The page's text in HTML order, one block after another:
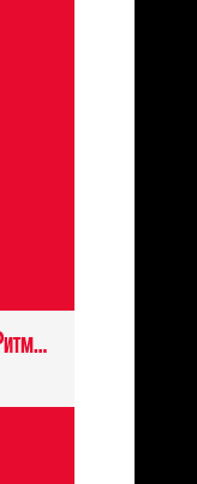
Діґімони: Злам Ритму / Digimon Beatbreak